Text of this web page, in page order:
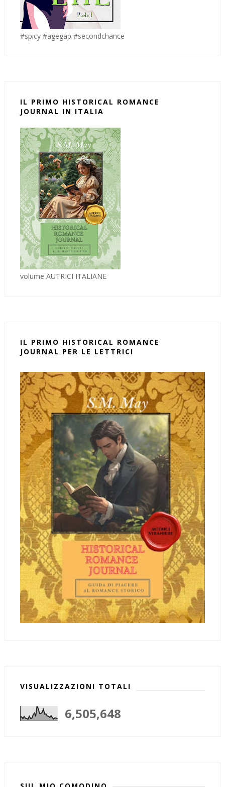
#spicy #agegap #secondchance
IL PRIMO HISTORICAL ROMANCE
JOURNAL IN ITALIA
volume AUTRICI ITALIANE
IL PRIMO HISTORICAL ROMANCE
JOURNAL PER LE LETTRICI
VISUALIZZAZIONI TOTALI
6,505,648